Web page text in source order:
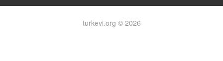
turkevi.org © 2026